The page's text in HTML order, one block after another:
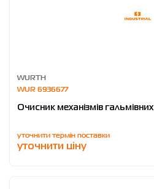
WURTH
WUR 6936677
Очисник механізмів гальмівних
уточнити термін поставки
уточнити ціну